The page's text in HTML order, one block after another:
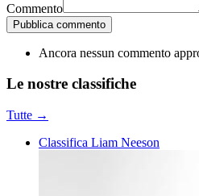
Commento
Pubblica commento
Ancora nessun commento
Le nostre classifiche
Tutte →
Classifica Liam Neeson